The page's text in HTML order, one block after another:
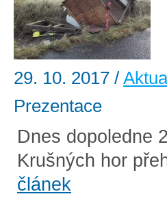
29. 10. 2017 /
Prezentace
Dnes dopoledne
Krušných hor
článek